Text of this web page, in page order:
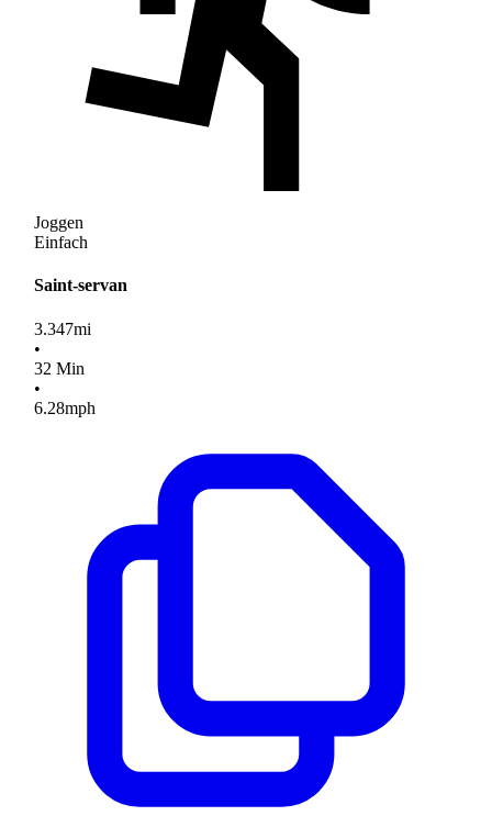
Joggen
Einfach
Saint-servan
3.347mi
•
32 Min
•
6.28mph